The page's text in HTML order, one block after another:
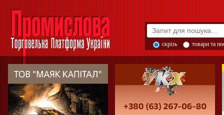
скрізь товари та